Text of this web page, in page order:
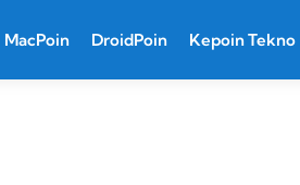
MacPoin DroidPoin Kepoin Tekno